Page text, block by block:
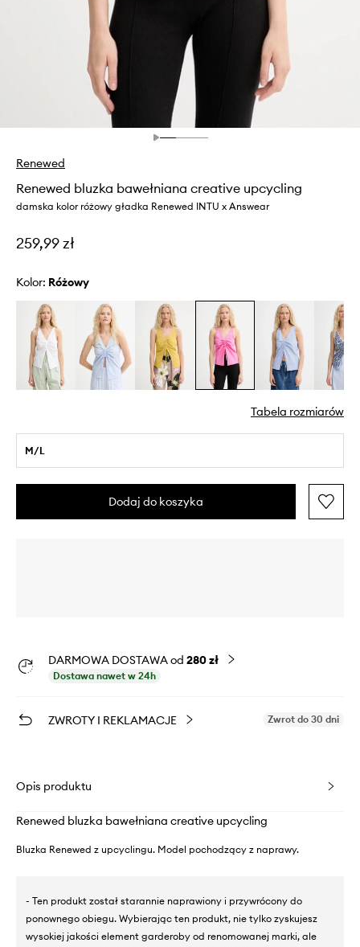
Renewed
Renewed bluzka bawełniana creative upcycling
damska kolor różowy gładka Renewed INTU x Answear
259,99 zł
Kolor: różowy
Tabela rozmiarów
M/L
Dodaj do koszyka
DARMOWA DOSTAWA od 280 zł
Dostawa nawet w 24h
ZWROTY I REKLAMACJE Zwrot do 30 dni
Opis produktu
Renewed bluzka bawełniana creative upcycling
Bluzka Renewed z upcyclingu. Model pochodzący z naprawy.
- Ten produkt został starannie naprawiony i przywrócony do
ponownego obiegu. Wybierając ten produkt, nie tylko zyskujesz
wysokiej jakości element garderoby od renomowanej marki, ale